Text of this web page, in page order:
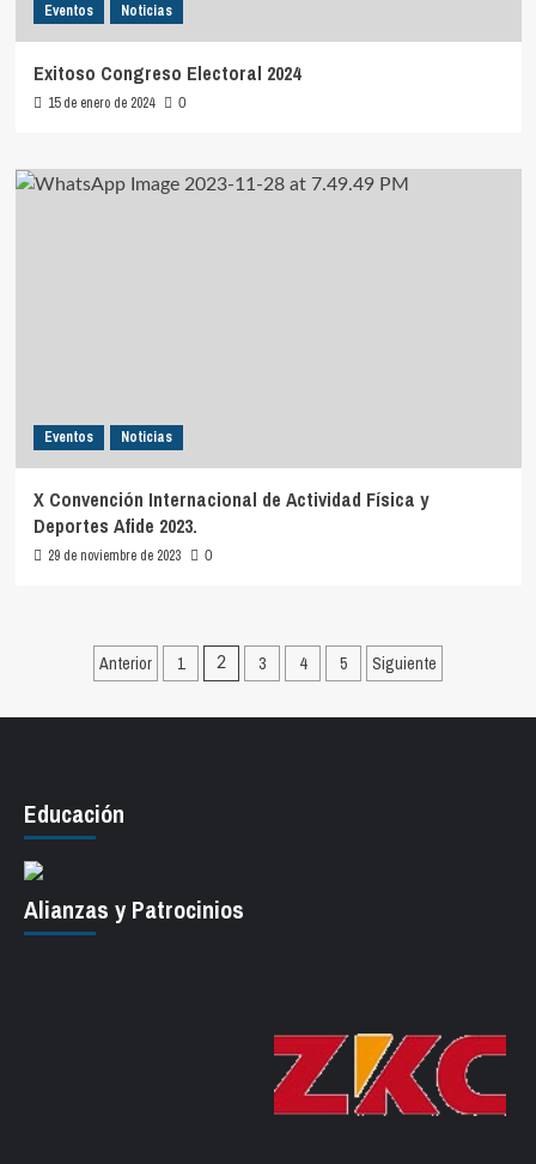
Eventos Noticias
Exitoso Congreso Electoral 2024
15 de enero de 2024 0
Eventos Noticias
X Convención Internacional de Actividad Física y
Deportes Afide 2023.
29 de noviembre de 2023 0
Paginación
Anterior 1 2 3 4 5 Siguiente
Educación
Alianzas y Patrocinios